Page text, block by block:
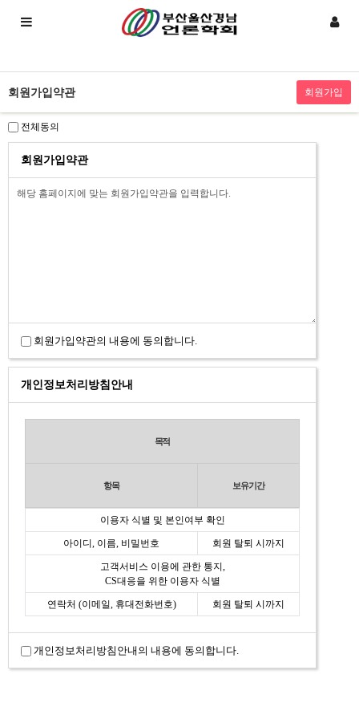
회원가입약관
전체동의
회원가입약관
회원가입약관의 내용에 동의합니다.
개인정보처리방침안내
목적
항목 보유기간
이용자 식별 및 본인여부 확인
아이디, 이름, 비밀번호 회원 탈퇴 시까지
고객서비스 이용에 관한 통지,
CS대응을 위한 이용자 식별
연락처 (이메일, 휴대전화번호) 회원 탈퇴 시까지
개인정보처리방침안내의 내용에 동의합니다.